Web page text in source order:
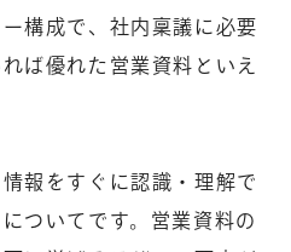
構成で、社内稟議に必要
ば優れた営業資料といえ
情報をすぐに認識・理解で
についてです。営業資料の